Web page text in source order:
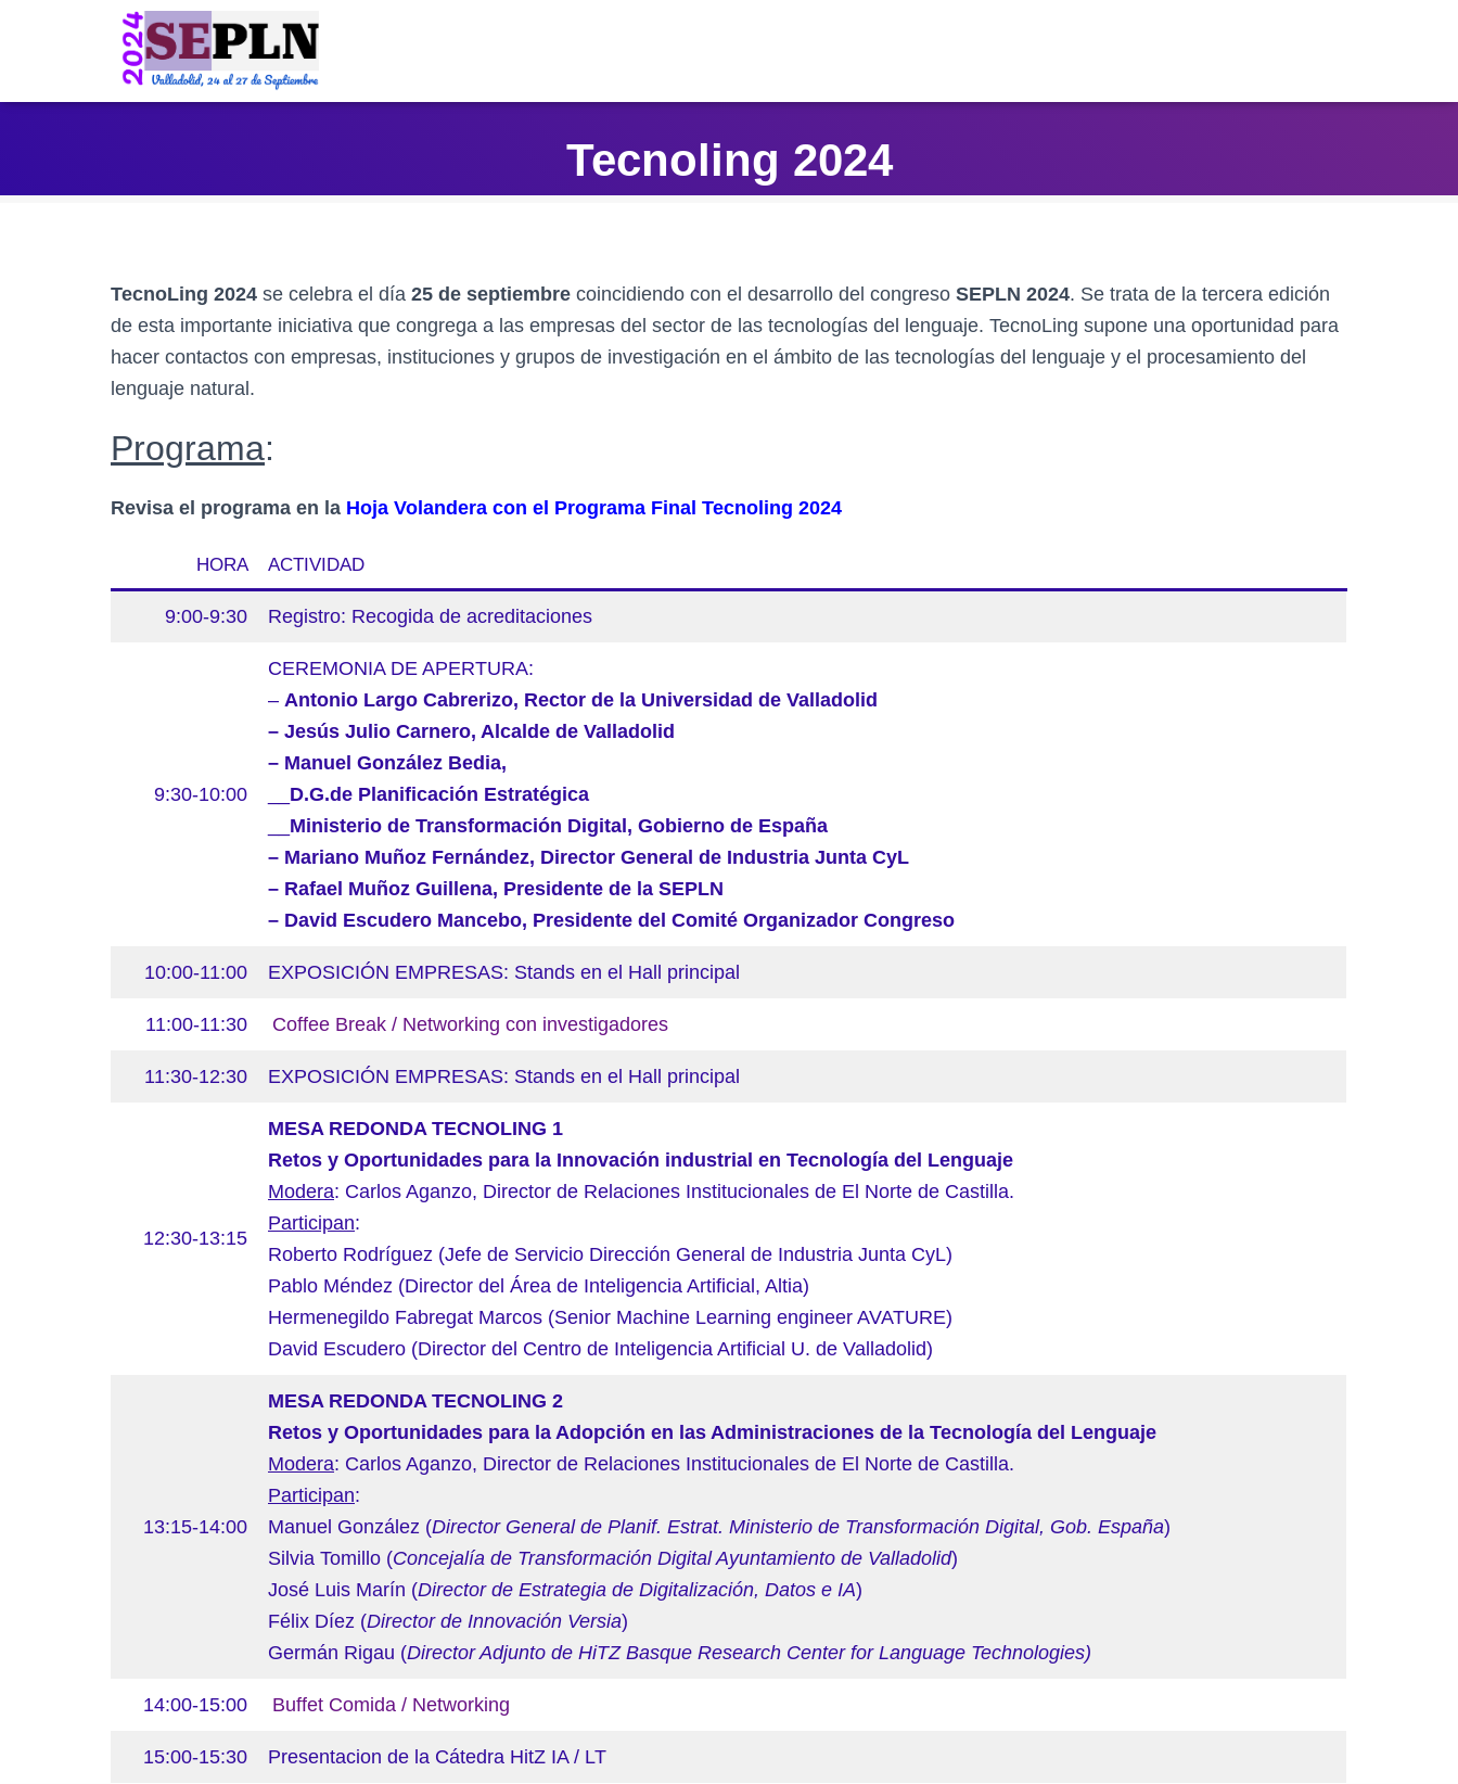
Tecnoling 2024
TecnoLing 2024 se celebra el día 25 de septiembre coincidiendo con el desarrollo del congreso SEPLN 2024. Se trata de la tercera edición
de esta importante iniciativa que congrega a las empresas del sector de las tecnologías del lenguaje. TecnoLing supone una oportunidad para
hacer contactos con empresas, instituciones y grupos de investigación en el ámbito de las tecnologías del lenguaje y el procesamiento del
lenguaje natural.
Programa:
Revisa el programa en la Hoja Volandera con el Programa Final Tecnoling 2024
HORA ACTIVIDAD
9:00-9:30 Registro: Recogida de acreditaciones
9:30-10:00
CEREMONIA DE APERTURA:
– Antonio Largo Cabrerizo, Rector de la Universidad de Valladolid
– Jesús Julio Carnero, Alcalde de Valladolid
– Manuel González Bedia,
D.G.de Planificación Estratégica
Ministerio de Transformación Digital, Gobierno de España
– Mariano Muñoz Fernández, Director General de Industria Junta CyL
– Rafael Muñoz Guillena, Presidente de la SEPLN
– David Escudero Mancebo, Presidente del Comité Organizador Congreso
10:00-11:00 EXPOSICIÓN EMPRESAS: Stands en el Hall principal
11:00-11:30 Coffee Break / Networking con investigadores
11:30-12:30 EXPOSICIÓN EMPRESAS: Stands en el Hall principal
12:30-13:15
MESA REDONDA TECNOLING 1
Retos y Oportunidades para la Innovación industrial en Tecnología del Lenguaje
Modera: Carlos Aganzo, Director de Relaciones Institucionales de El Norte de Castilla.
Participan:
Roberto Rodríguez (Jefe de Servicio Dirección General de Industria Junta CyL)
Pablo Méndez (Director del Área de Inteligencia Artificial, Altia)
Hermenegildo Fabregat Marcos (Senior Machine Learning engineer AVATURE)
David Escudero (Director del Centro de Inteligencia Artificial U. de Valladolid)
13:15-14:00
MESA REDONDA TECNOLING 2
Retos y Oportunidades para la Adopción en las Administraciones de la Tecnología del Lenguaje
Modera: Carlos Aganzo, Director de Relaciones Institucionales de El Norte de Castilla.
Participan:
Manuel González (Director General de Planif. Estrat. Ministerio de Transformación Digital, Gob. España)
Silvia Tomillo (Concejalía de Transformación Digital Ayuntamiento de Valladolid)
José Luis Marín (Director de Estrategia de Digitalización, Datos e IA)
Félix Díez (Director de Innovación Versia)
Germán Rigau (Director Adjunto de HiTZ Basque Research Center for Language Technologies)
14:00-15:00 Buffet Comida / Networking
15:00-15:30 Presentacion de la Cátedra HitZ IA / LT